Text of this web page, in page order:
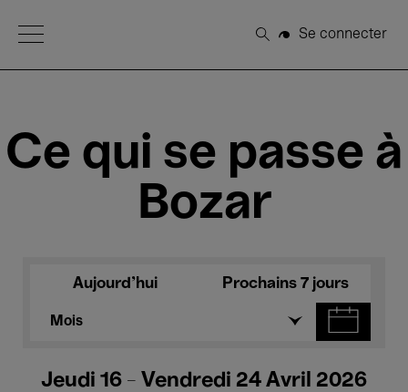
Open Menu
Rechercher
Se connecter
Ce qui se passe à
Bozar
Aujourd'hui Prochains 7 jours
Mois
Jeudi 16 - Vendredi 24 Avril 2026